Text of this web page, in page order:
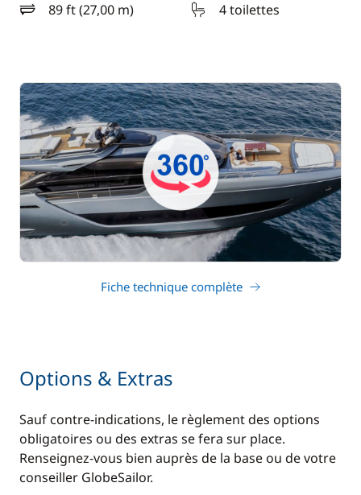
89 ft (27,00 m)
longueur 4 toilettes
Fiche technique complète
Options & Extras
Sauf contre-indications, le règlement des options
obligatoires ou des extras se fera sur place.
Renseignez-vous bien auprès de la base ou de votre
conseiller GlobeSailor.